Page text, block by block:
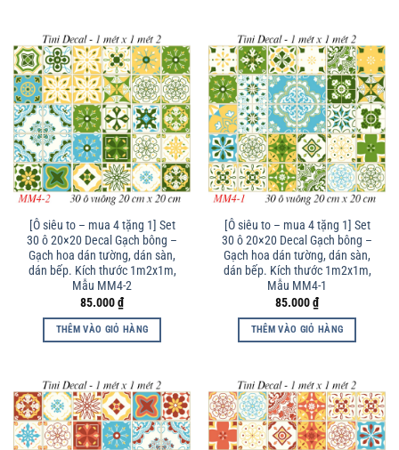
[Ô siêu to – mua 4 tặng 1] Set
30 ô 20×20 Decal Gạch bông –
Gạch hoa dán tường, dán sàn,
dán bếp. Kích thước 1m2x1m,
Mẫu MM4-2
85.000₫
THÊM VÀO GIỎ HÀNG
[Ô siêu to – mua 4 tặng 1] Set
30 ô 20×20 Decal Gạch bông –
Gạch hoa dán tường, dán sàn,
dán bếp. Kích thước 1m2x1m,
Mẫu MM4-1
85.000₫
THÊM VÀO GIỎ HÀNG